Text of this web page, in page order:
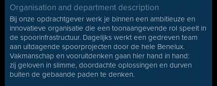
Organisation and department description
Bij onze opdrachtgever werk je binnen een ambitieuze en
innovatieve organisatie die een toonaangevende rol speelt in
de spoorinfrastructuur. Dagelijks werkt een gedreven team
aan uitdagende spoorprojecten door de hele Benelux.
Vakmanschap en vooruitdenken gaan hier hand in hand:
zij geloven in slimme, doordachte oplossingen en durven
buiten de gebaande paden te denken.